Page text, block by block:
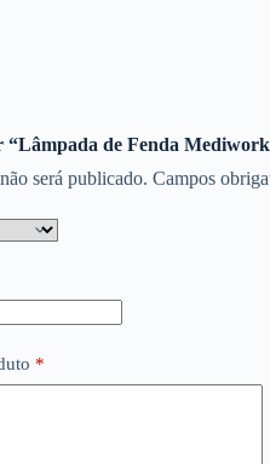
de Fenda
será publicado. Campos
*